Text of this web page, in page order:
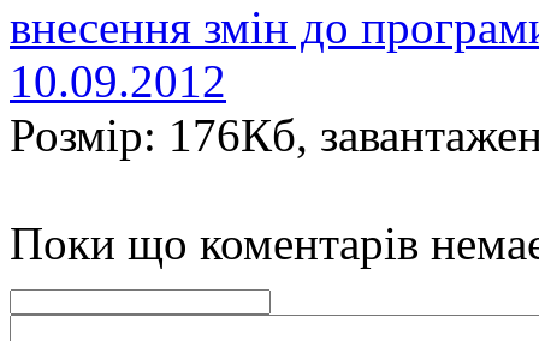
внесення змін до
10.09.2012
Розмір: 176Кб,
Поки що коментарів